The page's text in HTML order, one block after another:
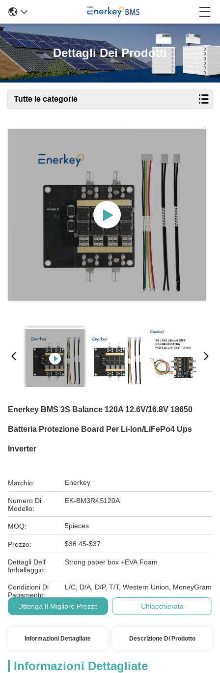
Dettagli Dei Prodotti
Tutte le categorie
Enerkey BMS 3S Balance 120A 12.6V/16.8V 18650
Batteria Protezione Board Per Li-Ion/LiFePo4 Ups
Inverter
Marchio: Enerkey
Numero Di
Modello:
EK-BM3R4S120A
MOQ: 5pieces
Prezzo: $36.45-$37
Dettagli Dell'
Imballaggio:
Strong paper box +EVA Foam
Condizioni Di
Pagamento:
L/C, D/A, D/P, T/T, Western Union, MoneyGram
Ottenga Il Migliore Prezzo Chiacchierata
Informazioni Dettagliate Descrizione Di Prodotto
Informazioni Dettagliate